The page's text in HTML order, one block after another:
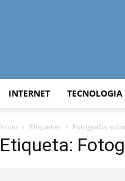
INTERNET TECNOLOGIA
Inicio Etiquetas Fotografia
Etiqueta: